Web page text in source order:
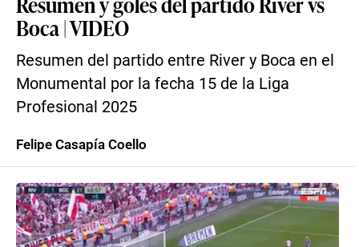
Boca | VIDEO
Resumen del partido entre River y Boca en el
Monumental por la fecha 15 de la Liga
Profesional 2025
Felipe Casapía Coello